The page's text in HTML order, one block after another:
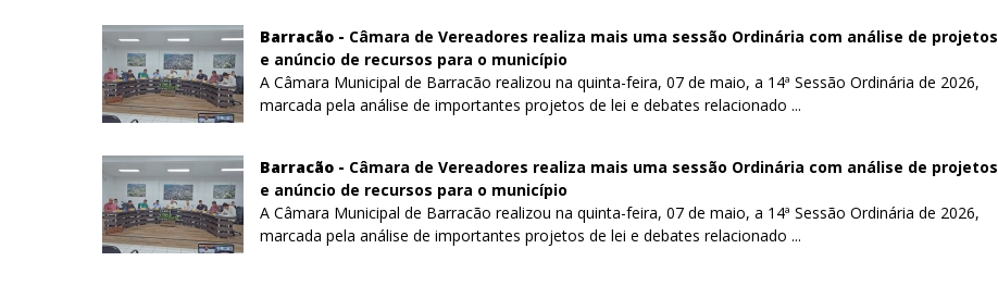
Barracão - Câmara de Vereadores realiza mais uma sessão Ordinária com análise de projetos
e anúncio de recursos para o município
A Câmara Municipal de Barracão realizou na quinta-feira, 07 de maio, a 14ª Sessão Ordinária de 2026,
marcada pela análise de importantes projetos de lei e debates relacionado ...
Barracão - Câmara de Vereadores realiza mais uma sessão Ordinária com análise de projetos
e anúncio de recursos para o município
A Câmara Municipal de Barracão realizou na quinta-feira, 07 de maio, a 14ª Sessão Ordinária de 2026,
marcada pela análise de importantes projetos de lei e debates relacionado ...